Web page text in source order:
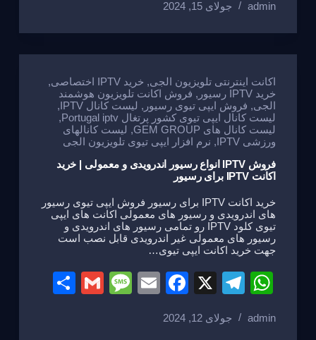
at
s
A
p
p
e
gr
a
m
c
e
b
o
o
k
a
g
e
e
admin جولای 15, 2024
اکانت اینترنتی تلویزیون الجی, خرید IPTV اختصاصی
,
خرید IPTV رسیور
, فروش اکانت تلویزیون هوشمند
الجی, فروش ایپی تیوی رسیور , لیست کانال IPTV
,
لیست کانال ایپی تیوی کشور پرتغال Portugal iptv
,
لیست کانال های GEM GROUP
, لیست کانالهای
ورزشی IPTV
, نرم افزار ایپی تیوی تلویزیون الجی
فروش IPTV انواع رسیور اندرویدی و معمولی | خرید
اکانت IPTV برای رسیور
خرید اکانت IPTV برای رسیور فروش ایپی تیوی رسیور
های اندرویدی و رسیور های معمولی اکانت های ایپی
تیوی کلود IPTV رو تمامی رسیور های اندرویدی و
رسیور های معمولی غیر اندرویدی قابل نصب است
جهت خرید اکانت ایپی تیوی…
W
at
T
e
X
F
c
E
M
G
admin جولای 12, 2024